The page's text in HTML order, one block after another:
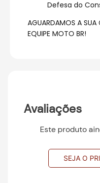
Defesa do
AGUARDAMOS A SUA
EQUIPE MOTO BR!
Avaliações
Este produto
SEJA O